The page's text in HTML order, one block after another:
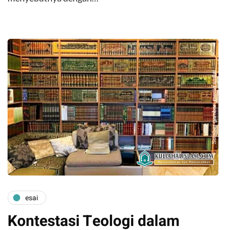
esai
Kontestasi Teologi dalam